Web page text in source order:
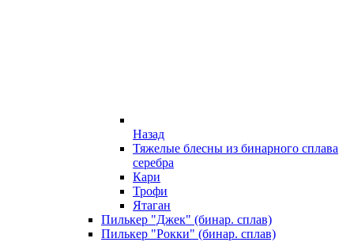
Назад
Тяжелые блесны из бинарного сплава
серебра
Кари
Трофи
Ятаган
Пилькер "Джек" (бинар. сплав)
Пилькер "Рокки" (бинар. сплав)